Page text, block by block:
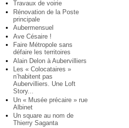
Travaux de voirie
Rénovation de la Poste
principale
Aubermensuel
Ave Césaire !
Faire Métropole sans
défaire les territoires
Alain Delon à Aubervilliers
Les « Colocataires »
n’habitent pas
Aubervilliers. Une Loft
Story...
Un « Musée précaire » rue
Albinet
Un square au nom de
Thierry Saganta